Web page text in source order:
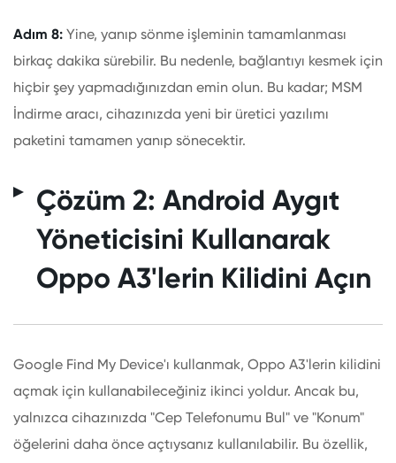
Adım 8: Yine, yanıp sönme işleminin tamamlanması
birkaç dakika sürebilir. Bu nedenle, bağlantıyı kesmek için
hiçbir şey yapmadığınızdan emin olun. Bu kadar; MSM
İndirme aracı, cihazınızda yeni bir üretici yazılımı
paketini tamamen yanıp sönecektir.
Çözüm 2: Android Aygıt
Yöneticisini Kullanarak
Oppo A3'lerin Kilidini Açın
Google Find My Device'ı kullanmak, Oppo A3'lerin kilidini
açmak için kullanabileceğiniz ikinci yoldur. Ancak bu,
yalnızca cihazınızda "Cep Telefonumu Bul" ve "Konum"
öğelerini daha önce açtıysanız kullanılabilir. Bu özellik,